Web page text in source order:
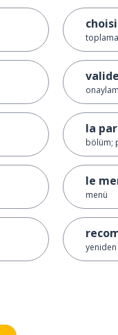
la
bölüm;
le
menü